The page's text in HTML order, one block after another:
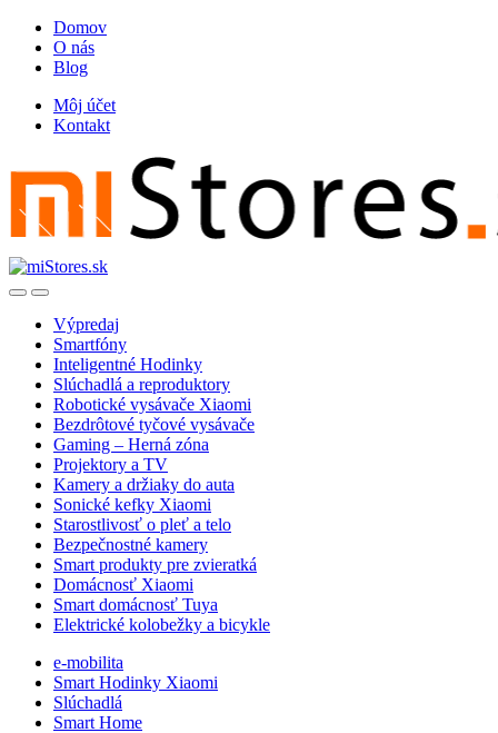
Skip
navigation
Skip
content
Domov
O nás
Blog
Môj účet
Kontakt
OpenClose
Výpredaj
Smartfóny
Inteligentné Hodinky
Slúchadlá a reproduktory
Robotické vysávače Xiaomi
Bezdrôtové tyčové vysávače
Gaming – Herná zóna
Projektory a TV
Kamery a držiaky do auta
Sonické kefky Xiaomi
Starostlivosť o pleť a telo
Bezpečnostné kamery
Smart produkty pre zvieratká
Domácnosť Xiaomi
Smart domácnosť Tuya
Elektrické kolobežky a bicykle
e-mobilita
Smart Hodinky Xiaomi
Slúchadlá
Smart Home